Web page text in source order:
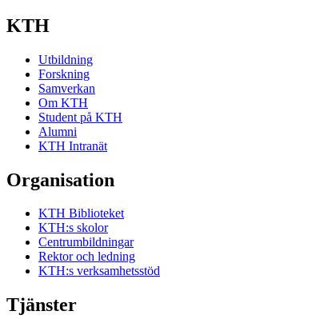
KTH
Utbildning
Forskning
Samverkan
Om KTH
Student på KTH
Alumni
KTH Intranät
Organisation
KTH Biblioteket
KTH:s skolor
Centrumbildningar
Rektor och ledning
KTH:s verksamhetsstöd
Tjänster